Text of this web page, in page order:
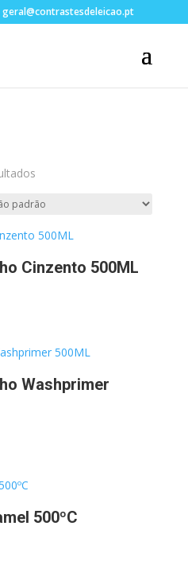
geral@contrastesdeleicao.pt
Cinzento 500ML
Washprimer
500ºC